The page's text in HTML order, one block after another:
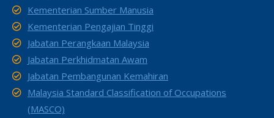
Kementerian Sumber Manusia
Kementerian Pengajian Tinggi
Jabatan Perangkaan Malaysia
Jabatan Perkhidmatan Awam
Jabatan Pembangunan Kemahiran
Malaysia Standard Classification of Occupations
(MASCO)